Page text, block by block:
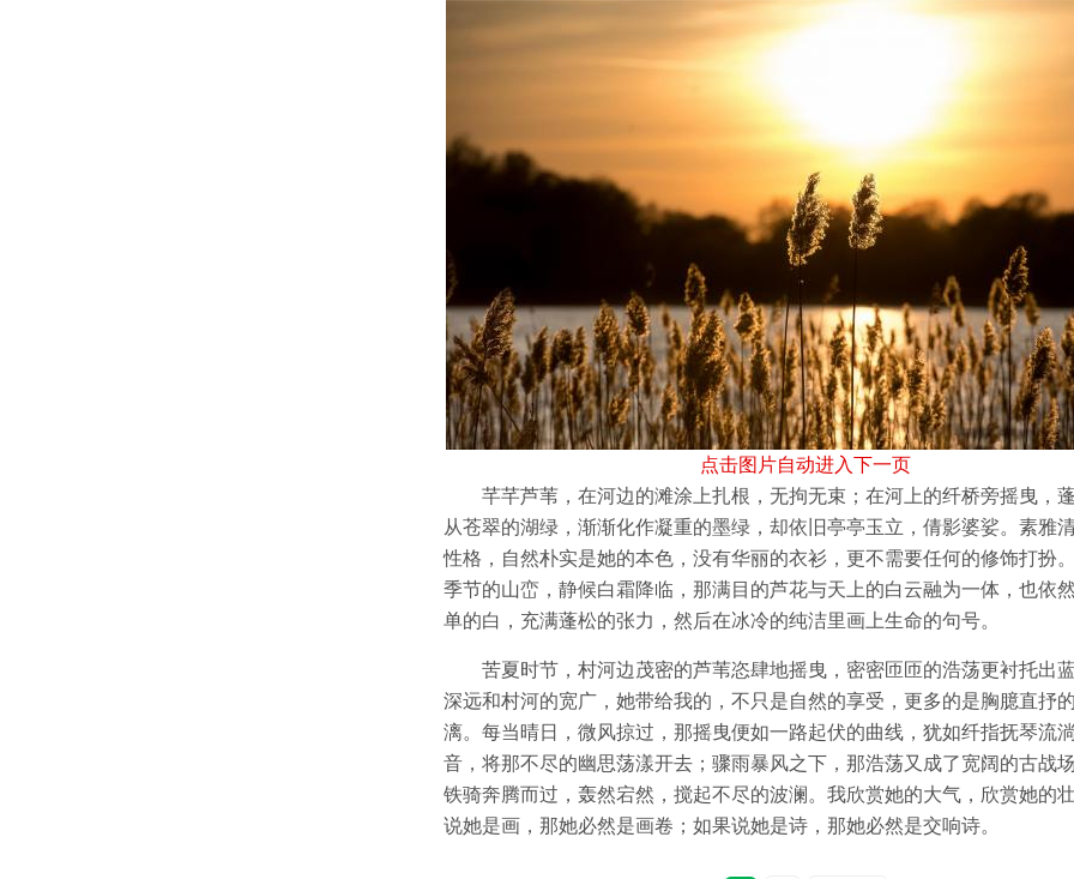
点击图片自动进入下一页
芊芊芦苇，在河边的滩涂上扎根，无拘无束；在河上的纤桥旁摇曳，
从苍翠的湖绿，渐渐化作凝重的墨绿，却依旧亭亭玉立，倩影婆娑。素雅
性格，自然朴实是她的本色，没有华丽的衣衫，更不需要任何的修饰打扮
季节的山峦，静候白霜降临，那满目的芦花与天上的白云融为一体，也依
单的白，充满蓬松的张力，然后在冰冷的纯洁里画上生命的句号。
苦夏时节，村河边茂密的芦苇恣肆地摇曳，密密匝匝的浩荡更衬托出
深远和村河的宽广，她带给我的，不只是自然的享受，更多的是胸臆直抒
漓。每当晴日，微风掠过，那摇曳便如一路起伏的曲线，犹如纤指抚琴流
音，将那不尽的幽思荡漾开去；骤雨暴风之下，那浩荡又成了宽阔的古战
铁骑奔腾而过，轰然宕然，搅起不尽的波澜。我欣赏她的大气，欣赏她的
说她是画，那她必然是画卷；如果说她是诗，那她必然是交响诗。